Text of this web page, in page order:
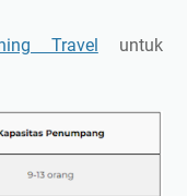
Travel untuk